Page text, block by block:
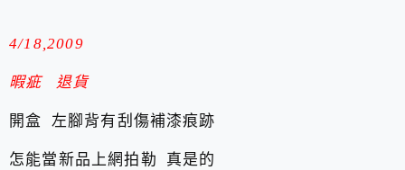
4/18,2009
暇疵 退貨
開盒 左腳背有刮傷補漆痕跡
怎能當新品上網拍勒 真是的